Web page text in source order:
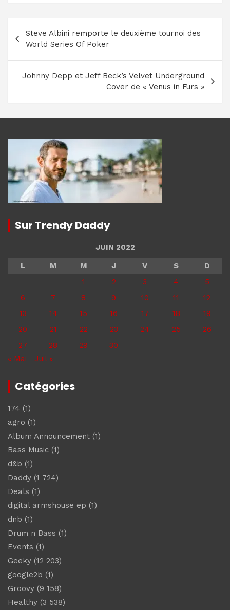
Navigation
de
l’article
Steve Albini remporte le deuxième tournoi des
World Series Of Poker
Johnny Depp et Jeff Beck’s Velvet Underground
Cover de « Venus in Furs »
Sur Trendy Daddy
JUIN 2022
L
M M J V S
D
1
2 3 4
5
6
7 8 9 10 11
12
13
14 15 16 17 18
19
20
21 22 23 24 25
26
27
28 29
30
« Mai
Juil »
Catégories
174 (1)
agro (1)
Album Announcement (1)
Bass Music (1)
d&b (1)
Daddy (1 724)
Deals (1)
digital armshouse ep (1)
dnb (1)
Drum n Bass (1)
Events (1)
Geeky (12 203)
google2b (1)
Groovy (9 158)
Healthy (3 538)